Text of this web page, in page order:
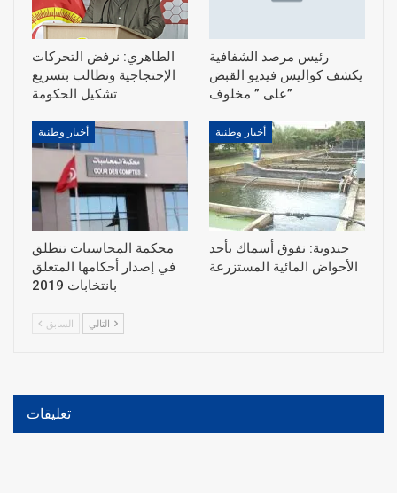
الطاهري: نرفض التحركات
الإحتجاجية ونطالب بتسريع
رئيس مرصد الشفافية
يكشف كواليس فيديو القبض
على ” مخلوف”
أخبار وطنية
محكمة المحاسبات تنطلق
في إصدار أحكامها المتعلق
بانتخابات 2019
أخبار وطنية
جندوبة: نفوق أسماك بأحد
الأحواض المائية المستزرعة
السابق
تعليقات